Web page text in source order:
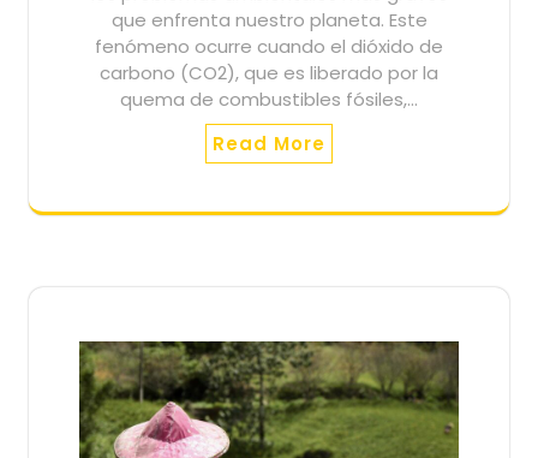
que enfrenta nuestro planeta. Este
fenómeno ocurre cuando el dióxido de
carbono (CO2), que es liberado por la
quema de combustibles fósiles,…
Read More